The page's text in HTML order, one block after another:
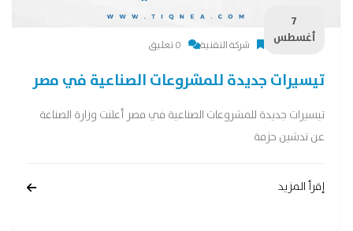
7
أغسطس
شركة التقنية 0 تعليق
تيسيرات جديدة للمشروعات الصناعية في مصر
تيسيرات جديدة للمشروعات الصناعية في مصر أعلنت وزارة الصناعة
عن تدشين حزمة
إقرأ المزيد